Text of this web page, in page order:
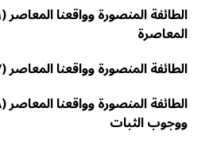
المعاصرة
الطائفة المنصورة وواقعنا المعاصر (٧-٨) وجوب الانتماء اليهم
ووجوب الثبات